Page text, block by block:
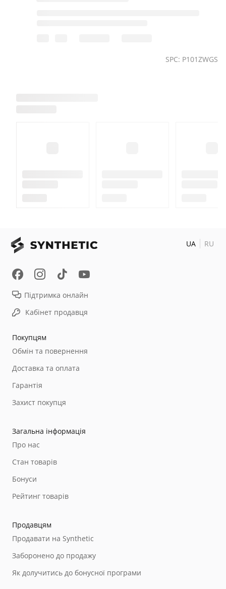
SPC: P101ZWGS
Покупцям
Обмін та повернення
Доставка та оплата
Гарантія
Захист покупця
Загальна інформація
Про нас
Стан товарів
Бонуси
Рейтинг товарів
Продавцям
Продавати на Synthetic
Заборонено до продажу
Як долучитись до бонусної програми
Підтримка онлайн
Кабінет продавця
UA RU